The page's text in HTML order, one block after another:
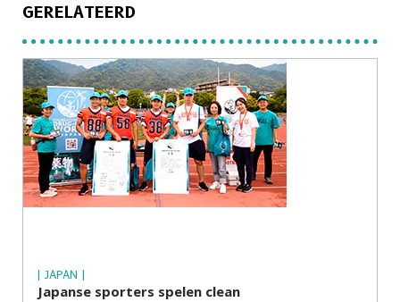
GERELATEERD
| JAPAN |
Japanse sporters spelen clean